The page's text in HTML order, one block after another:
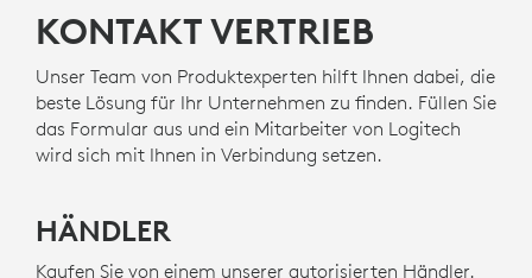
Logitech engagiert sich für eine nachhaltigere Welt.
Fußabdruck zu minimieren und den gesellschaftlichen
Wandel zu beschleunigen.
KONTAKT VERTRIEB
Unser Team von Produktexperten hilft Ihnen dabei, die
beste Lösung für Ihr Unternehmen zu finden. Füllen Sie
das Formular aus und ein Mitarbeiter von Logitech
wird sich mit Ihnen in Verbindung setzen.
HÄNDLER
Kaufen Sie von einem unserer autorisierten Händler.